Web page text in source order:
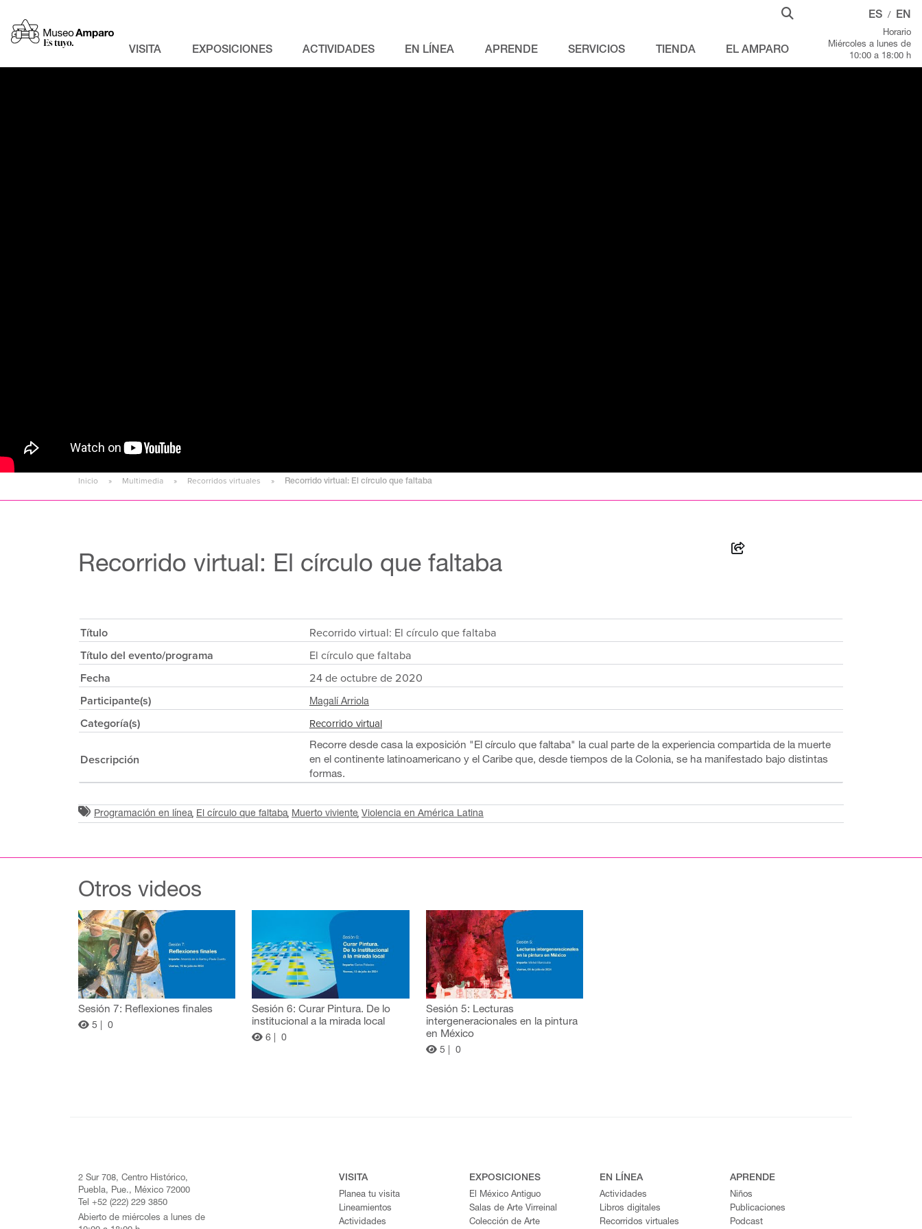
VISITA EXPOSICIONES ACTIVIDADES EN LÍNEA APRENDE SERVICIOS TIENDA EL AMPARO
ES / EN
Horario
Miércoles a lunes de
10:00 a 18:00 h
Inicio Multimedia Recorridos virtuales Recorrido virtual: El círculo que faltaba
Recorrido virtual: El círculo que faltaba
Título
Recorrido virtual: El círculo que faltaba
Título del evento/programa
El círculo que faltaba
Fecha
24 de octubre de 2020
Participante(s)
Magalí Arriola
Categoría(s) Recorrido virtual
Descripción
Recorre desde casa la exposición "El círculo que faltaba" la cual parte de la experiencia compartida de la muerte
en el continente latinoamericano y el Caribe que, desde tiempos de la Colonia, se ha manifestado bajo distintas
formas.
Programación en línea El círculo que faltaba Muerto viviente Violencia en América Latina
Otros videos
Sesión 7: Reflexiones finales
5 | 0
Sesión 6: Curar Pintura. De lo
institucional a la mirada local
6 | 0
Sesión 5: Lecturas
intergeneracionales en la pintura
en México
5 | 0
2 Sur 708, Centro Histórico,
Puebla, Pue., México 72000
Tel +52 (222) 229 3850
Abierto de miércoles a lunes de
VISITA
Planea tu visita
Lineamientos
Actividades
EXPOSICIONES
El México Antiguo
Salas de Arte Virreinal
Colección de Arte
EN LÍNEA
Actividades
Libros digitales
Recorridos virtuales
APRENDE
Niños
Publicaciones
Podcast